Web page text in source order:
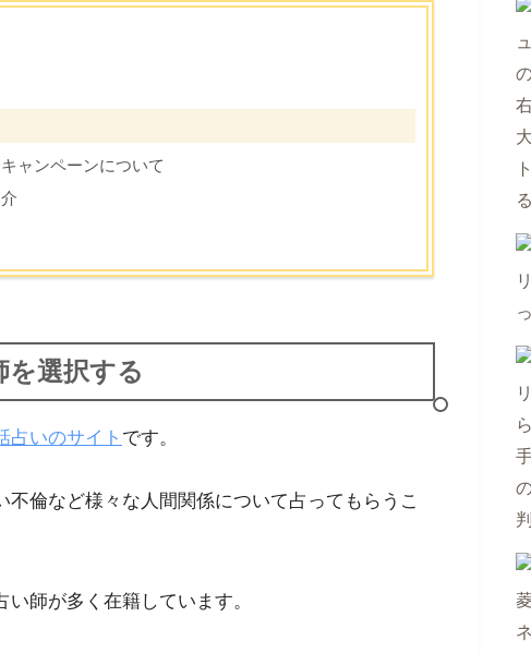
ャンペーンについて
選択する
占いのサイト です。
倫など様々な人間関係について占ってもらうこ
師が多く在籍しています。